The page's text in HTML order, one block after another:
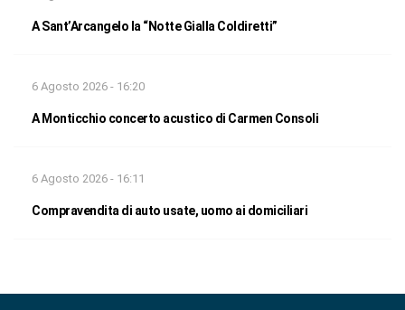
A Sant’Arcangelo la “Notte Gialla Coldiretti”
6 Agosto 2026 - 16:20
A Monticchio concerto acustico di Carmen Consoli
6 Agosto 2026 - 16:11
Compravendita di auto usate, uomo ai domiciliari